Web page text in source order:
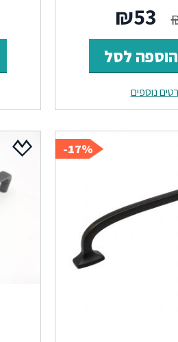
המחיר
המקורי
היה:
₪64.
₪53
הנוכחי
הוא:
₪53.
הוספה לסל
נוספים
17%-